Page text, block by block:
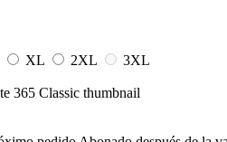
XL 2XL
3XL